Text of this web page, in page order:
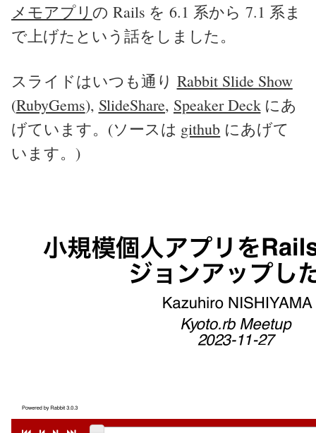
メモアプリ の Rails を 6.1 系から 7.1 系ま
で上げたという話をしました。
スライドはいつも通り Rabbit Slide Show
(RubyGems), SlideShare, Speaker Deckにあ
げています。(ソースは github にあげて
います。)